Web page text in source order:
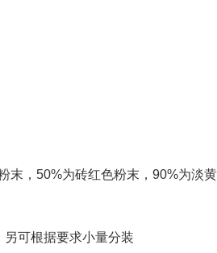
末，50%为砖红色粉末，90%为淡黄
另可根据要求小量分装